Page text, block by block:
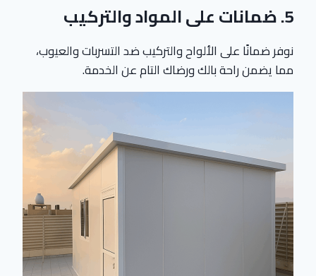
5. ضمانات على المواد والتركيب
نوفر ضمانًا على الألواح والتركيب ضد التسربات والعيوب،
مما يضمن راحة بالك ورضاك التام عن الخدمة.